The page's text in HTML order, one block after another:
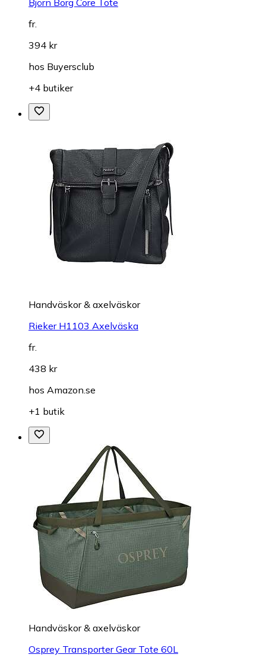
Björn Borg Core Tote
fr.
394 kr
hos Buyersclub
+4 butiker
Handväskor & axelväskor
Rieker H1103 Axelväska
fr.
438 kr
hos Amazon.se
+1 butik
Handväskor & axelväskor
Osprey Transporter Gear Tote 60L